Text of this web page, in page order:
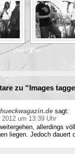
zu “Images
sagt:
2012 um 13:39 Uhr
allerdings
liegen. Jedoch